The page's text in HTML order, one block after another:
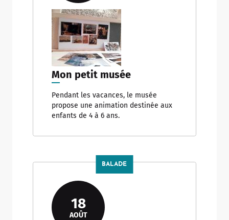
Mon petit musée
Pendant les vacances, le musée
propose une animation destinée aux
enfants de 4 à 6 ans.
BALADE
18
AOÛT